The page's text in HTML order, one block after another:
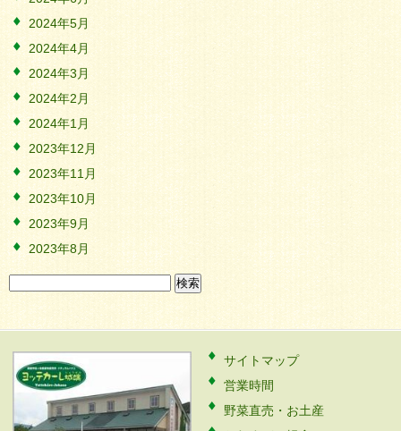
2024年5月
2024年4月
2024年3月
2024年2月
2024年1月
2023年12月
2023年11月
2023年10月
2023年9月
2023年8月
索:
サイトマップ
営業時間
野菜直売・お土産